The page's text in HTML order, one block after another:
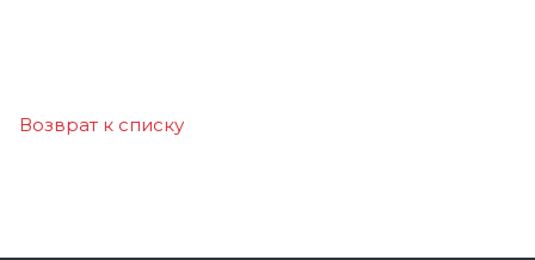
Возврат к списку